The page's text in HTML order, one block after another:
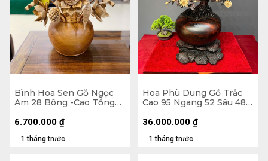
Bình Hoa Sen Gỗ Ngọc
Am 28 Bông -Cao Tổng
Đường Kính 30 (cm)
1 tháng trước
6.700.000 ₫
Hoa Phù Dung Gỗ Trắc
Cao 95 Ngang 52 Sâu 48
35 (cm)
1 tháng trước
36.000.000 ₫